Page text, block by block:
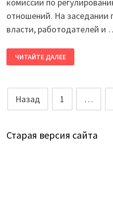
отношений. На заседании
власти, работодателей и
БОРОВИЧСКОМ
МУНИЦИПАЛЬНОМ
ЗАСЕДАНИЕ
ТЕРРИТОРИАЛЬНОЙ
ТРЕХСТОРОННЕЙ
КОМИССИИ
ЧИТАЙТЕ ДАЛЕЕ
Пагинация
записей
Назад 1 …
Старая версия сайта